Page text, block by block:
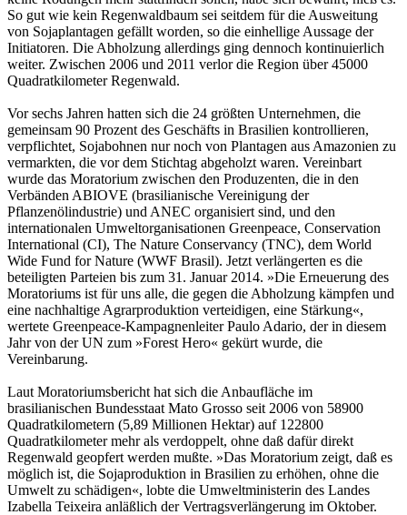
So gut wie kein Regenwaldbaum sei seitdem für die Ausweitung
von Sojaplantagen gefällt worden, so die einhellige Aussage der
Initiatoren. Die Abholzung allerdings ging dennoch kontinuierlich
weiter. Zwischen 2006 und 2011 verlor die Region über 45000
Quadratkilometer Regenwald.
Vor sechs Jahren hatten sich die 24 größten Unternehmen, die
gemeinsam 90 Prozent des Geschäfts in Brasilien kontrollieren,
verpflichtet, Sojabohnen nur noch von Plantagen aus Amazonien zu
vermarkten, die vor dem Stichtag abgeholzt waren. Vereinbart
wurde das Moratorium zwischen den Produzenten, die in den
Verbänden ABIOVE (brasilianische Vereinigung der
Pflanzenölindustrie) und ANEC organisiert sind, und den
internationalen Umweltorganisationen Greenpeace, Conservation
International (CI), The Nature Conservancy (TNC), dem World
Wide Fund for Nature (WWF Brasil). Jetzt verlängerten es die
beteiligten Parteien bis zum 31. Januar 2014. »Die Erneuerung des
Moratoriums ist für uns alle, die gegen die Abholzung kämpfen und
eine nachhaltige Agrarproduktion verteidigen, eine Stärkung«,
wertete Greenpeace-Kampagnenleiter Paulo Adario, der in diesem
Jahr von der UN zum »Forest Hero« gekürt wurde, die
Vereinbarung.
Laut Moratoriumsbericht hat sich die Anbaufläche im
brasilianischen Bundesstaat Mato Grosso seit 2006 von 58900
Quadratkilometern (5,89 Millionen Hektar) auf 122800
Quadratkilometer mehr als verdoppelt, ohne daß dafür direkt
Regenwald geopfert werden mußte. »Das Moratorium zeigt, daß es
möglich ist, die Sojaproduktion in Brasilien zu erhöhen, ohne die
Umwelt zu schädigen«, lobte die Umweltministerin des Landes
Izabella Teixeira anläßlich der Vertragsverlängerung im Oktober.